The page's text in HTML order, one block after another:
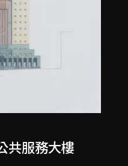
共服務大樓